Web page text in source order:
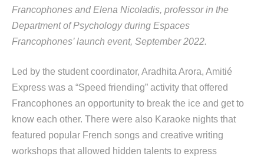
Francophones and Elena Nicoladis, professor in the
Department of Psychology during Espaces
Francophones’ launch event, September 2022.
Led by the student coordinator, Aradhita Arora, Amitié
Express was a “Speed ​​friending” activity that offered
Francophones an opportunity to break the ice and get to
know each other. There were also Karaoke nights that
featured popular French songs and creative writing
workshops that allowed hidden talents to express